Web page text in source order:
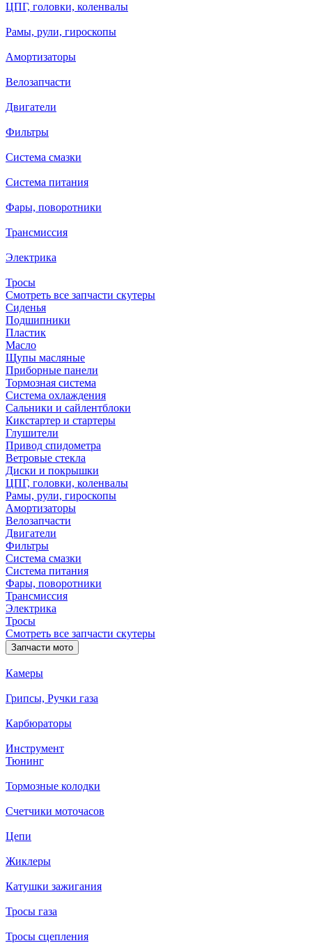
ЦПГ, головки, коленвалы
Рамы, рули, гироскопы
Амортизаторы
Велозапчасти
Двигатели
Фильтры
Система смазки
Система питания
Фары, поворотники
Трансмиссия
Электрика
Тросы
Смотреть все запчасти скутеры
Сиденья
Подшипники
Пластик
Масло
Щупы масляные
Приборные панели
Тормозная система
Система охлаждения
Сальники и сайлентблоки
Кикстартер и стартеры
Глушители
Привод спидометра
Ветровые стекла
Диски и покрышки
ЦПГ, головки, коленвалы
Рамы, рули, гироскопы
Амортизаторы
Велозапчасти
Двигатели
Фильтры
Система смазки
Система питания
Фары, поворотники
Трансмиссия
Электрика
Тросы
Смотреть все запчасти скутеры
Запчасти мото
Камеры
Грипсы, Ручки газа
Карбюраторы
Инструмент
Тюнинг
Тормозные колодки
Счетчики моточасов
Цепи
Жиклеры
Катушки зажигания
Тросы газа
Тросы сцепления